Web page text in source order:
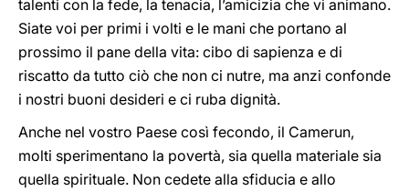
talenti con la fede, la tenacia, l’amicizia che vi animano.
Siate voi per primi i volti e le mani che portano al
prossimo il pane della vita: cibo di sapienza e di
riscatto da tutto ciò che non ci nutre, ma anzi confonde
i nostri buoni desideri e ci ruba dignità.
Anche nel vostro Paese così fecondo, il Camerun,
molti sperimentano la povertà, sia quella materiale sia
quella spirituale. Non cedete alla sfiducia e allo